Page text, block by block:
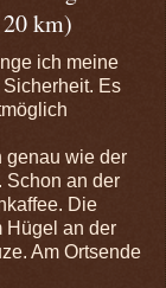
km)
ich meine
Es
genau wie der
Schon an der
Die
Hügel an der
Am Ortsende